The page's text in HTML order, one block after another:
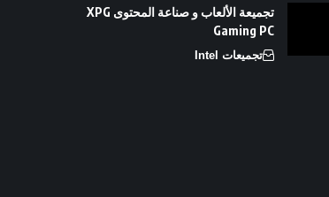
تجميعة الألعاب و صناعة المحتوى XPG
Gaming PC
تجميعات Intel